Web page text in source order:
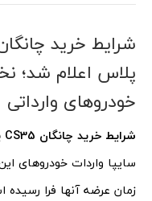
پلاس اعلام شد؛‌
خودروهای وارداتی
شرایط خرید چانگان CS35 پلاس و CS55 پلاس
سایپا واردات خودروهای
زمان عرضه آنها فرا